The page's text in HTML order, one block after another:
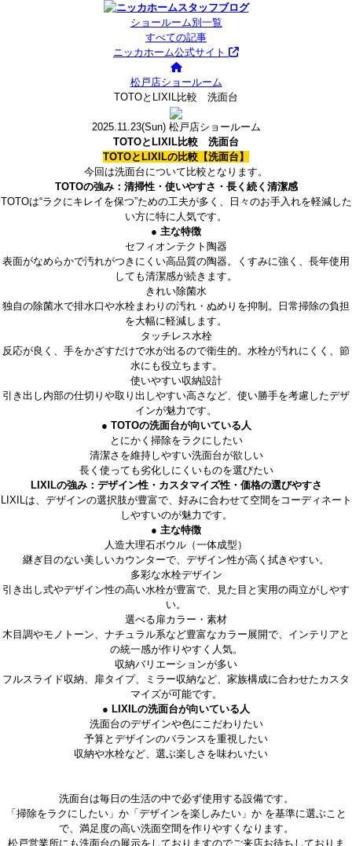
ショールーム別一覧
すべての記事
ニッカホーム公式サイト
松戸店ショールーム
TOTOとLIXIL比較 洗面台
2025.11.23(Sun)松戸店ショールーム
TOTOとLIXIL比較 洗面台
TOTOとLIXILの比較【洗面台】
今回は洗面台について比較となります。
TOTOの強み：清掃性・使いやすさ・長く続く清潔感
TOTOは“ラクにキレイを保つ”ための工夫が多く、
日々のお手入れを軽減した
い方に特に人気です。
● 主な特徴
セフィオンテクト陶器
表面がなめらかで汚れがつきにくい高品質の陶器。くすみに強く、長年使用
しても清潔感が続きます。
きれい除菌水
独自の除菌水で排水口や水栓まわりの汚れ・ぬめりを抑制。日常掃除の負担
を大幅に軽減します。
タッチレス水栓
反応が良く、手をかざすだけで水が出るので衛生的。水栓が汚れにくく、節
水にも役立ちます。
使いやすい収納設計
引き出し内部の仕切りや取り出しやすい高さなど、使い勝手を考慮したデザ
インが魅力です。
● TOTOの洗面台が向いている人
とにかく掃除をラクにしたい
清潔さを維持しやすい洗面台が欲しい
長く使っても劣化しにくいものを選びたい
LIXILの強み：デザイン性・カスタマイズ性・価格の選びやすさ
LIXILは、 デザインの選択肢が豊富で、好みに合わせて空間をコーディネート
しやすいのが魅力です。
● 主な特徴
人造大理石ボウル（一体成型）
継ぎ目のない美しいカウンターで、デザイン性が高く拭きやすい。
多彩な水栓デザイン
引き出し式やデザイン性の高い水栓が豊富で、見た目と実用の両立がしやす
い。
選べる扉カラー・素材
木目調やモノトーン、ナチュラル系など豊富なカラー展開で、インテリアと
の統一感が作りやすく人気。
収納バリエーションが多い
フルスライド収納、扉タイプ、ミラー収納など、家族構成に合わせたカスタ
マイズが可能です。
● LIXILの洗面台が向いている人
洗面台のデザインや色にこだわりたい
予算とデザインのバランスを重視したい
収納や水栓など、選ぶ楽しさを味わいたい
洗面台は毎日の生活の中で必ず使用する設備です。
「掃除をラクにしたい」か「デザインを楽しみたい」かを基準に選ぶこと
で、満足度の高い洗面空間を作りやすくなります。
松戸営業所にも洗面台の展示をしておりますのでご来店お待ちしておりま